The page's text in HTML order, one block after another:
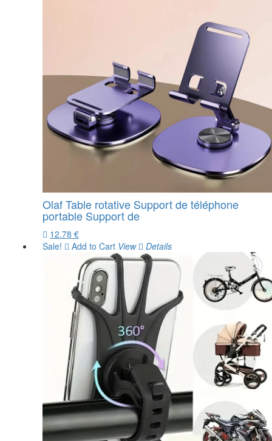
Olaf Table rotative Support de téléphone
portable Support de
12.78 €
Sale!
Add to Cart View Details